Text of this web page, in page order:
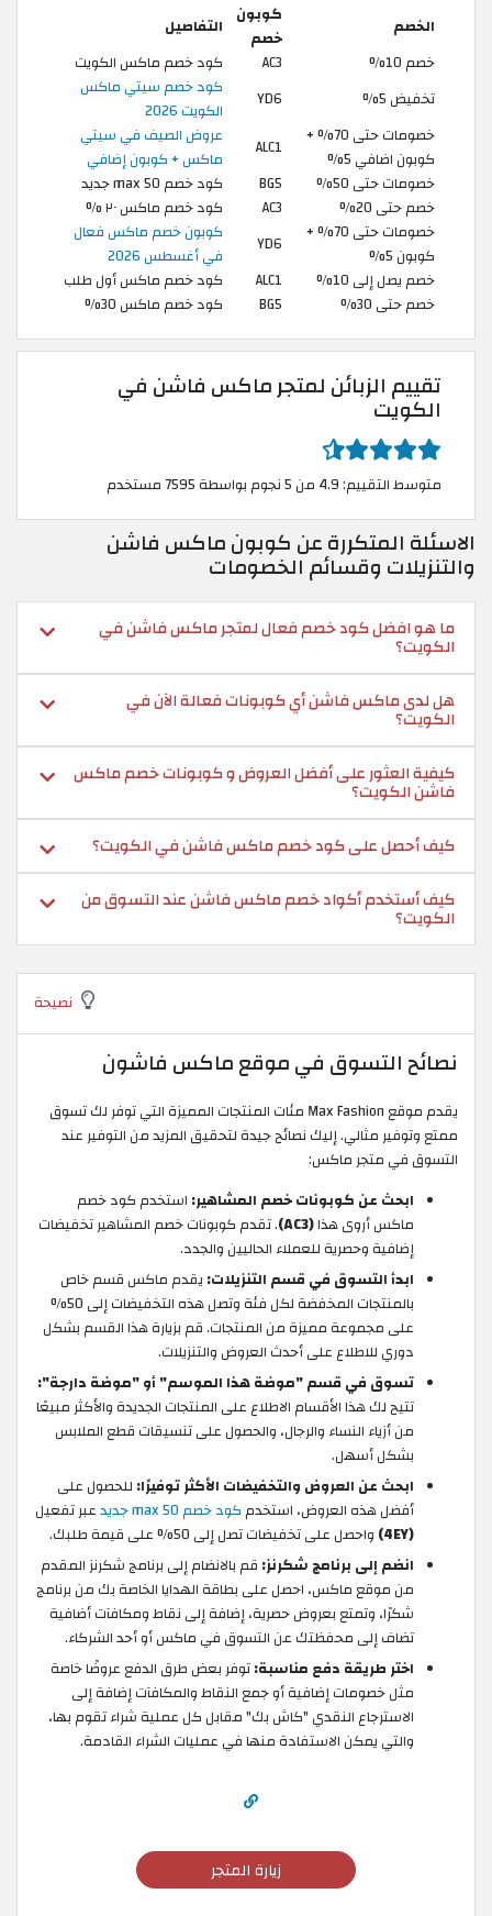
الخصم
كوبون
خصم
التفاصيل
خصم 10%
AC3
كود خصم ماكس الكويت
تخفيض 5%
YD6
كود خصم سيتي ماكس
الكويت 2026
خصومات حتى 70% +
كوبون اضافي 5%
ALC1
عروض الصيف في سيتي
ماكس + كوبون إضافي
خصومات حتى 50%
BG5
كود خصم max 50 جديد
خصم حتى 20%
AC3
كود خصم ماكس ٢٠ %
خصومات حتى 70% +
كوبون 5%
YD6
كوبون خصم ماكس فعال
في أغسطس 2026
خصم يصل إلى 10%
ALC1
كود خصم ماكس أول طلب
خصم حتى 30%
BG5 كود خصم ماكس 30%
تقييم الزبائن لمتجر ماكس فاشن في
الكويت
متوسط التقييم: 4.9 من 5 نجوم بواسطة 7595 مستخدم
الاسئلة المتكررة عن كوبون ماكس فاشن
والتنزيلات وقسائم الخصومات
ما هو افضل كود خصم فعال لمتجر ماكس فاشن في
الكويت؟
هل لدى ماكس فاشن أي كوبونات فعالة الآن في
الكويت؟
كيفية العثور على أفضل العروض و كوبونات خصم ماكس
فاشن الكويت؟
كيف أحصل على كود خصم ماكس فاشن في الكويت؟
كيف أستخدم أكواد خصم ماكس فاشن عند التسوق من
الكويت؟
نصيحة
نصائح التسوق في موقع ماكس فاشون
يقدم موقع Max Fashion مئات المنتجات المميزة التي توفر لك تسوق
ممتع وتوفير مثالي. إليك نصائح جيدة لتحقيق المزيد من التوفير عند
التسوق في متجر ماكس:
ابحث عن كوبونات خصم المشاهير: استخدم كود خصم
ماكس أروى هذا(AC3)
. تقدم كوبونات خصم المشاهير تخفيضات
إضافية وحصرية للعملاء الحاليين والجدد.
ابدأ التسوق في قسم التنزيلات: يقدم ماكس قسم خاص
بالمنتجات المخفضة لكل فئة وتصل هذه التخفيضات إلى 50%
على مجموعة مميزة من المنتجات. قم بزيارة هذا القسم بشكل
دوري للاطلاع على أحدث العروض والتنزيلات.
تسوق في قسم "موضة هذا الموسم" أو "موضة دارجة":
تتيح لك هذا الأقسام الاطلاع على المنتجات الجديدة والأكثر مبيعًا
من أزياء النساء والرجال، والحصول على تنسيقات قطع الملابس
بشكل أسهل.
ابحث عن العروض والتخفيضات الأكثر توفيرًا: للحصول على
أفضل هذه العروض، استخدم كود خصم max 50 جديد
عبر تفعيل
(4EY)
واحصل على تخفيضات تصل إلى 50% على قيمة طلبك.
انضم إلى برنامج شكرنز: قم بالانضام إلى برنامج شكرنز المقدم
من موقع ماكس، احصل على بطاقة الهدايا الخاصة بك من برنامج
شكرًا، وتمتع بعروض حصرية، إضافة إلى نقاط ومكافآت أضافية
تضاف إلى محفظتك عن التسوق في ماكس أو أحد الشركاء.
اختر طريقة دفع مناسبة:توفر بعض طرق الدفع عروضًا خاصة
مثل خصومات إضافية أو جمع النقاط والمكافآت إضافة إلى
الاسترجاع النقدي "كاش بك" مقابل كل عملية شراء تقوم بها،
والتي يمكن الاستفادة منها في عمليات الشراء القادمة.
زيارة المتجر